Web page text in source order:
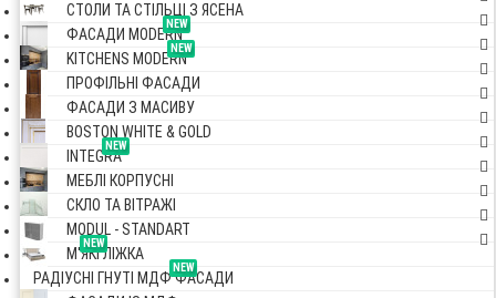
СТОЛИ ТА СТІЛЬЦІ З ЯСЕНА
NEW
ФАСАДИ MODERN
NEW
KITCHENS MODERN
ПРОФІЛЬНІ ФАСАДИ
ФАСАДИ З МАСИВУ
BOSTON WHITE & GOLD
NEW
INTEGRA
МЕБЛІ КОРПУСНІ
СКЛО ТА ВІТРАЖІ
MODUL - STANDART
NEW
М'ЯКІ ЛІЖКА
NEW
РАДІУСНІ ГНУТІ МДФ ФАСАДИ